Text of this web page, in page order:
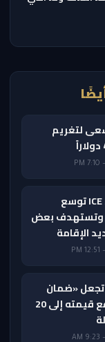
لتغريم
حتى في الرحلات الداخلية.. ICE توسع
وتستهدف بعض
الإقامة
تجعل «ضمان
تأشيرة الزيارة» دائمًا وترفع قيمته إلى 20